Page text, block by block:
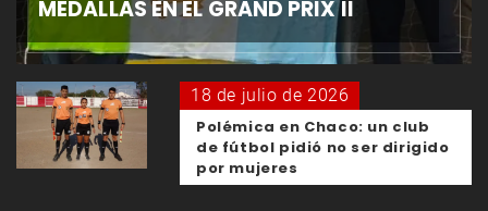
MEDALLAS EN EL GRAND PRIX II
18 de julio de 2026
Polémica en Chaco: un club
de fútbol pidió no ser dirigido
por mujeres